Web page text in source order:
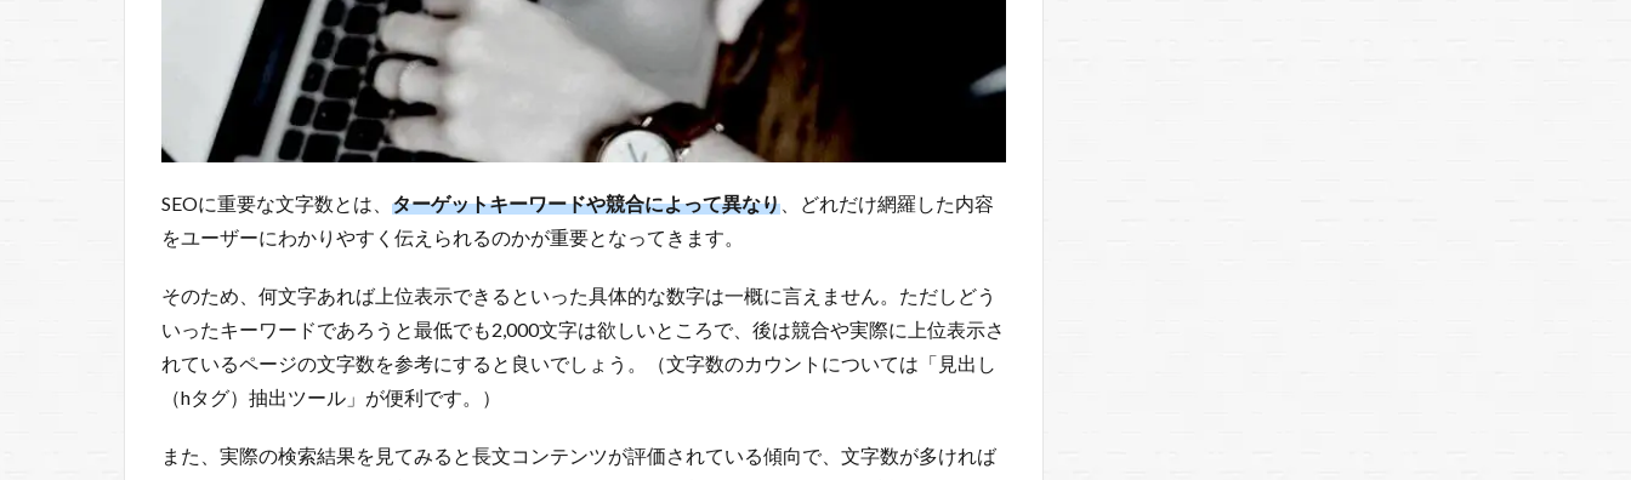
SEOに重要な文字数とは、 ターゲットキーワードや競合によって異なり 、どれだけ網羅した内容
をユーザーにわかりやすく伝えられるのかが重要となってきます。
そのため、何文字あれば上位表示できるといった具体的な数字は一概に言えません。ただしどう
いったキーワードであろうと最低でも2,000文字は欲しいところで、後は競合や実際に上位表示さ
れているページの文字数を参考にすると良いでしょう。（文字数のカウントについては「見出し
（hタグ）抽出ツール」が便利です。）
また、実際の検索結果を見てみると長文コンテンツが評価されている傾向で、文字数が多ければ